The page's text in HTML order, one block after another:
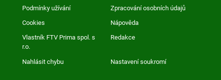
Podmínky užívání Zpracování osobních údajů
Cookies Nápověda
Vlastník FTV Prima spol. s
r.o.
Redakce
Nahlásit chybu Nastavení soukromí